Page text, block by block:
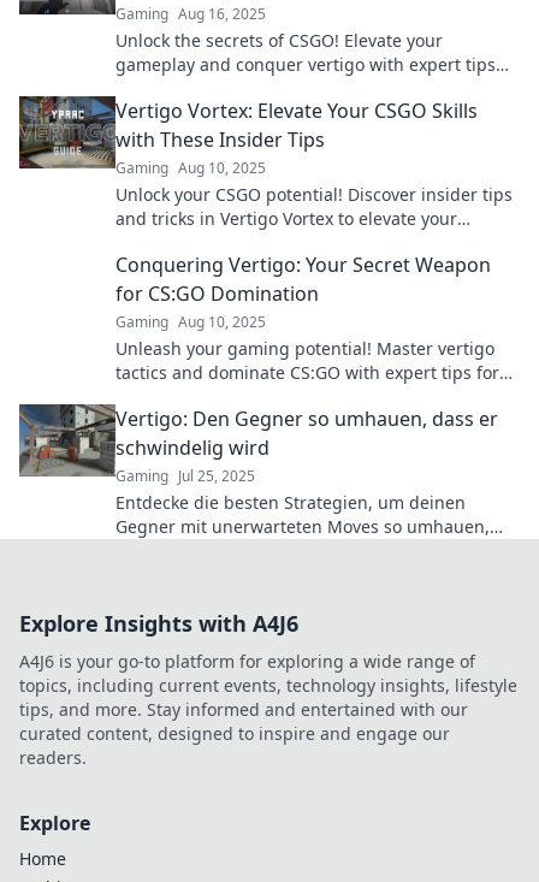
Gaming Aug 16, 2025
Unlock the secrets of CSGO! Elevate your
gameplay and conquer vertigo with expert tips
Vertigo Vortex: Elevate Your CSGO Skills
with These Insider Tips
Gaming Aug 10, 2025
Unlock your CSGO potential! Discover insider tips
and tricks in Vertigo Vortex to elevate your
Conquering Vertigo: Your Secret Weapon
for CS:GO Domination
Gaming Aug 10, 2025
Unleash your gaming potential! Master vertigo
tactics and dominate CS:GO with expert tips for
Vertigo: Den Gegner so umhauen, dass er
schwindelig wird
Gaming Jul 25, 2025
Entdecke die besten Strategien, um deinen
Gegner mit unerwarteten Moves so umhauen,
Explore Insights with A4J6
A4J6 is your go-to platform for exploring a wide range of
topics, including current events, technology insights, lifestyle
tips, and more. Stay informed and entertained with our
curated content, designed to inspire and engage our
readers.
Explore
Home